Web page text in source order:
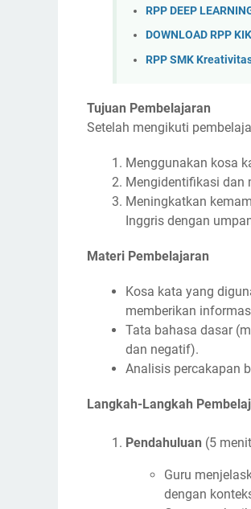
RPP DEEP
DOWNLOAD RPP
RPP SMK
Tujuan Pembelajaran
Setelah mengikuti
Menggunakan kosa
Mengidentifikasi dan
Meningkatkan
Inggris dengan
Materi Pembelajaran
Kosa kata yang
memberikan
Tata bahasa dasar
dan negatif).
Analisis percakapan
Langkah-Langkah
Pendahuluan (5
Guru
dengan